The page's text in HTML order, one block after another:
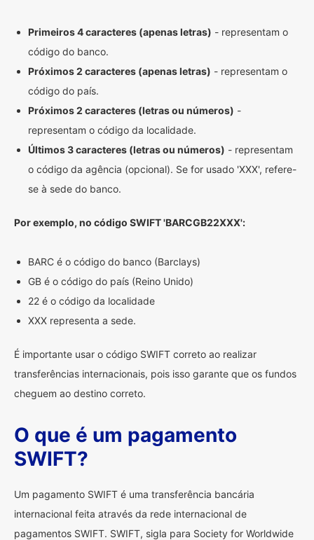
Primeiros 4 caracteres (apenas letras) - representam o
código do banco.
Próximos 2 caracteres (apenas letras) - representam o
código do país.
Próximos 2 caracteres (letras ou números) -
representam o código da localidade.
Últimos 3 caracteres (letras ou números) - representam
o código da agência (opcional). Se for usado 'XXX', refere-
se à sede do banco.
Por exemplo, no código SWIFT 'BARCGB22XXX':
BARC é o código do banco (Barclays)
GB é o código do país (Reino Unido)
22 é o código da localidade
XXX representa a sede.
É importante usar o código SWIFT correto ao realizar
transferências internacionais, pois isso garante que os fundos
cheguem ao destino correto.
O que é um pagamento
SWIFT?
Um pagamento SWIFT é uma transferência bancária
internacional feita através da rede internacional de
pagamentos SWIFT. SWIFT, sigla para Society for Worldwide